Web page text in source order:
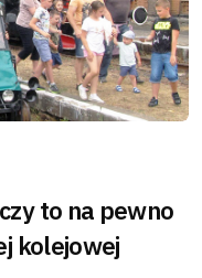
to na pewno
kolejowej